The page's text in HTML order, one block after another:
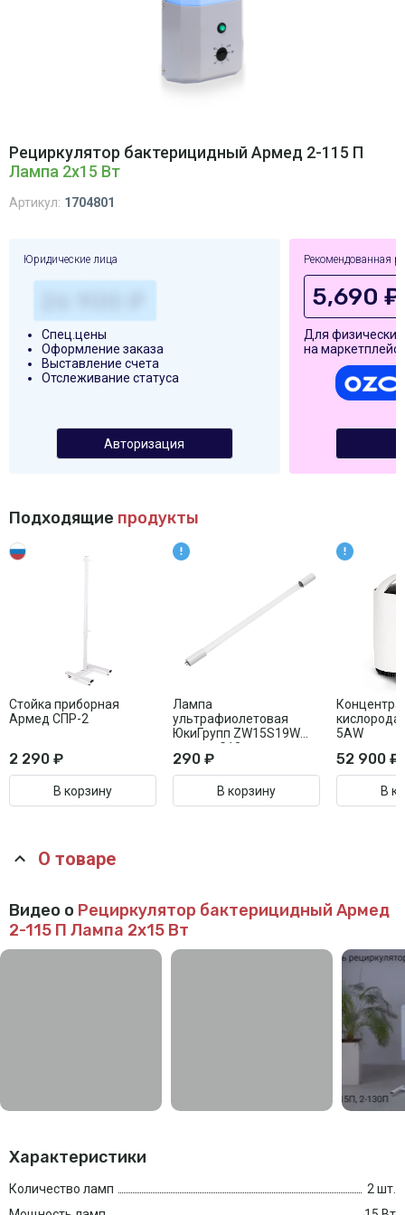
Рециркулятор бактерицидный Армед 2-115 П
Лампа 2х15 Вт
Артикул: 1704801
Юридические лица
Спец.цены
Оформление заказа
Выставление счета
Отслеживание статуса
Авторизация
Рекомендованная
5,690 ₽
Для
на
Подходящие продукты
Стойка приборная
Армед СПР-2
2 290 ₽
В корзину
Лампа
ультрафиолетовая
ЮкиГрупп ZW15S19W
цоколь G13
290 ₽
В корзину
5AW
52 900 ₽
В
О товаре
Видео о Рециркулятор бактерицидный Армед
2-115 П Лампа 2х15 Вт
Характеристики
Количество ламп
2 шт.